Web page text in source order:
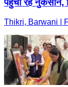
पहुंचा रहे नुकसान,
Thikri, Barwani |